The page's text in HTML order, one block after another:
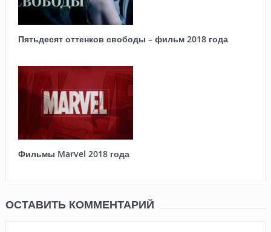
Пятьдесят оттенков свободы – фильм 2018 года
Фильмы Marvel 2018 года
ОСТАВИТЬ КОММЕНТАРИЙ